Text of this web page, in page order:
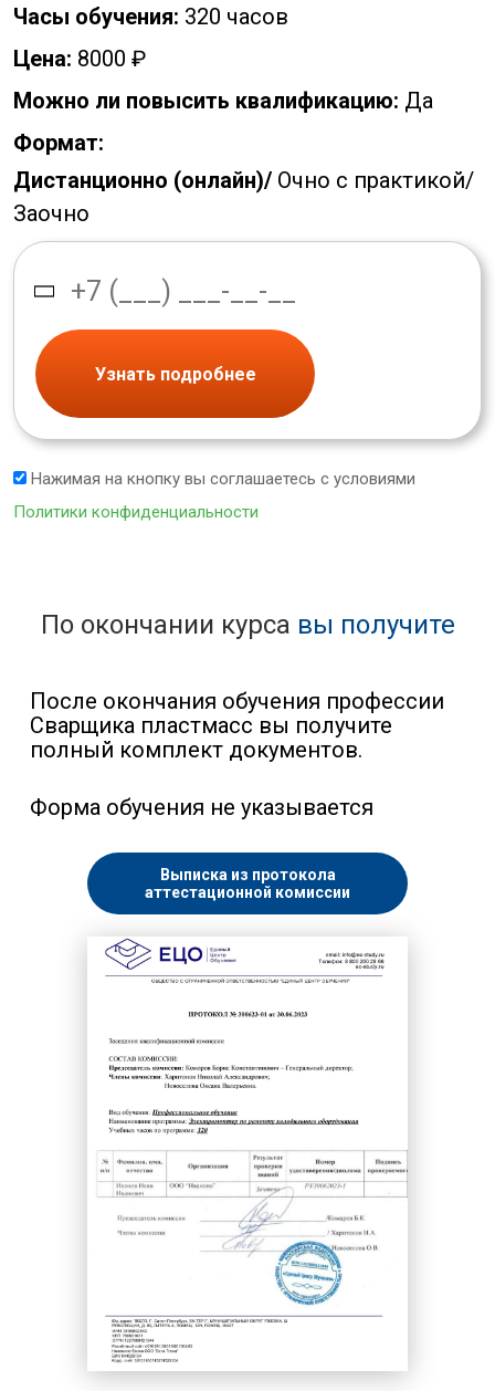
Часы обучения: 320 часов
Цена: 8000 ₽
Можно ли повысить квалификацию: Да
Формат:
Дистанционно (онлайн)/ Очно с практикой/
Заочно
Узнать подробнее
Нажимая на кнопку вы соглашаетесь с условиями
Политики конфиденциальности
По окончании курса вы получите
После окончания обучения профессии
Сварщика пластмасс вы получите
полный комплект документов.
Форма обучения не указывается
Выписка из протокола
аттестационной комиссии